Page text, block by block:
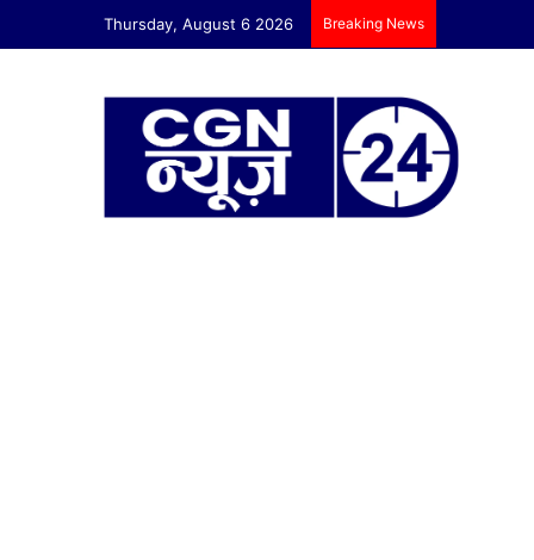
Thursday, August 6 2026 Breaking News